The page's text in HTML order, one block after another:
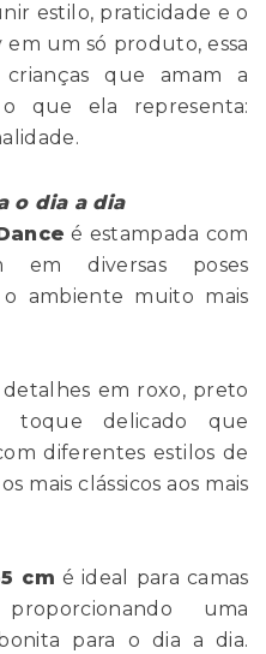
estilo, praticidade e o
um só produto, essa
que amam a
que ela representa:
o dia a dia
é estampada com
em diversas poses
ambiente muito mais
em roxo, preto
toque delicado que
diferentes estilos de
mais clássicos aos mais
cm é ideal para camas
uma
para o dia a dia.